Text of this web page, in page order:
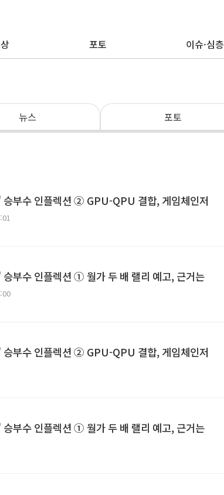
포토 이슈·심층
뉴스 포토
부수 인플렉션 ② GPU-QPU 결합, 게임체인저
부수 인플렉션 ① 월가 두 배 랠리 예고, 근거는
부수 인플렉션 ② GPU-QPU 결합, 게임체인저
부수 인플렉션 ① 월가 두 배 랠리 예고, 근거는